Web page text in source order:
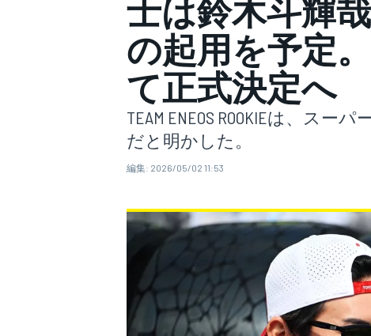
スーパーフォーミュラ
スーパーGT
士は鈴木斗輝
の起用を予定
て正式決定へ
TEAM ENEOS ROOKIEは、ス
だと明かした。
編集: 2026/05/02 11:53